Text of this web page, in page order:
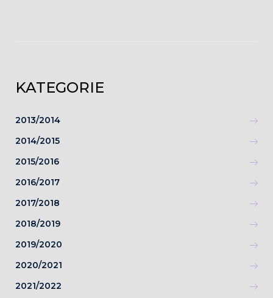
KATEGORIE
2013/2014
2014/2015
2015/2016
2016/2017
2017/2018
2018/2019
2019/2020
2020/2021
2021/2022